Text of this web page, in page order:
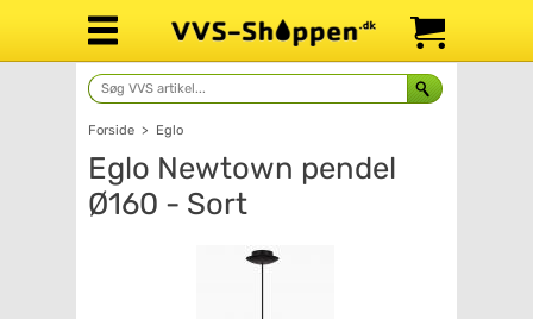
Forside > Eglo
Eglo Newtown pendel
Ø160 - Sort